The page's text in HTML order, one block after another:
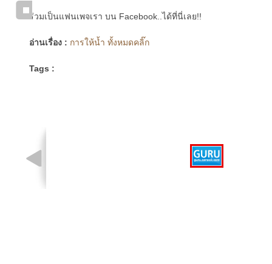
ร่วมเป็นแฟนเพจเรา บน Facebook..ได้ที่นี่เลย!!
อ่านเรื่อง : การให้น้ำ ทั้งหมดคลิ๊ก
Tags :